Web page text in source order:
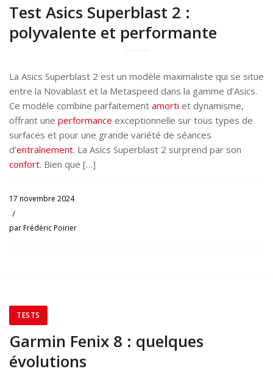
Test Asics Superblast 2 :
polyvalente et performante
La Asics Superblast 2 est un modèle maximaliste qui se situe
entre la Novablast et la Metaspeed dans la gamme d’Asics.
Ce modèle combine parfaitement amorti et dynamisme,
offrant une performance exceptionnelle sur tous types de
surfaces et pour une grande variété de séances
d’entraînement. La Asics Superblast 2 surprend par son
confort. Bien que […]
17 novembre 2024
/
parFrédéric Poirier
TESTS
Garmin Fenix 8 : quelques
évolutions